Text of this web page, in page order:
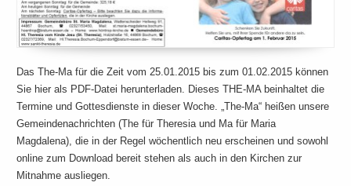
Das The-Ma für die Zeit vom 25.01.2015 bis zum 01.02.2015 können
Sie hier als PDF-Datei herunterladen. Dieses THE-MA beinhaltet die
Termine und Gottesdienste in dieser Woche. „The-Ma“ heißen unsere
Gemeindenachrichten (The für Theresia und Ma für Maria
Magdalena), die in der Regel wöchentlich neu erscheinen und sowohl
online zum Download bereit stehen als auch in den Kirchen zur
Mitnahme ausliegen.